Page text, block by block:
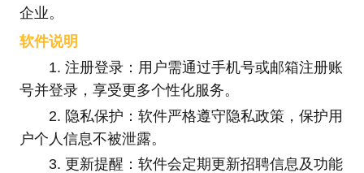
企业。
软件说明
1. 注册登录：用户需通过手机号或邮箱注册账
号并登录，享受更多个性化服务。
2. 隐私保护：软件严格遵守隐私政策，保护用
户个人信息不被泄露。
3. 更新提醒：软件会定期更新招聘信息及功能